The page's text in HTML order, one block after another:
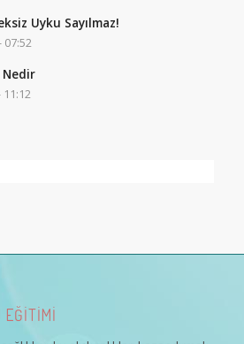
Uyku Sayılmaz!
07:52
11:12
EĞİTİMİ